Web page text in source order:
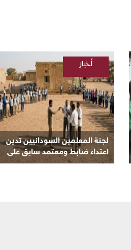
لجنة المعلمين السودانيين تدين
اعتداء ضابط ومعتمد سابق على
معلم بمدرسة في كرري
أخبار
/
السودانية